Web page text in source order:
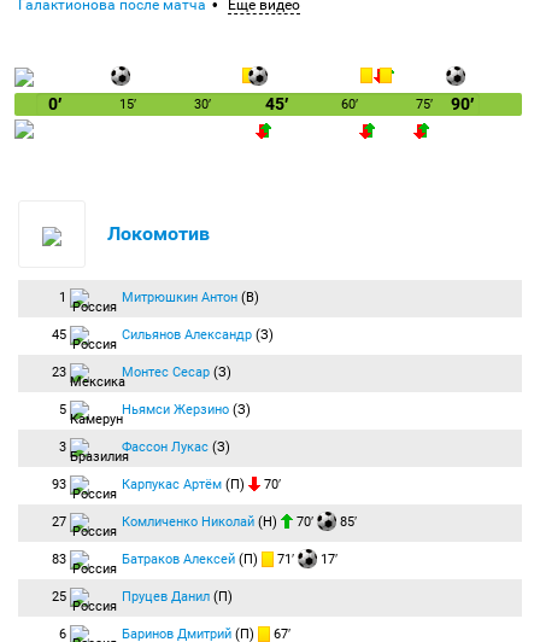
Галактионова после матча Еще видео
0′ 15′ 30′ 45′ 60′ 75′ 90′
Локомотив
1 Митрюшкин Антон (В)
45 Сильянов Александр (З)
23 Монтес Сесар (З)
5 Ньямси Жерзино (З)
3 Фассон Лукас (З)
93 Карпукас Артём (П) 70′
27 Комличенко Николай (Н) 70′ 85′
83 Батраков Алексей (П) 71′ 17′
25 Пруцев Данил (П)
6 Баринов Дмитрий (П) 67′